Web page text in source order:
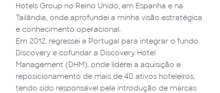
Hotels Group no Reino Unido, em Espanha e na
Tailândia, onde aprofundei a minha visão estratégica
e conhecimento operacional.
Em 2012, regressei a Portugal para integrar o fundo
Discovery e cofundar a Discovery Hotel
Management (DHM), onde liderei a aquisição e
reposicionamento de mais de 40 ativos hoteleiros,
tendo sido responsável pela introdução de marcas